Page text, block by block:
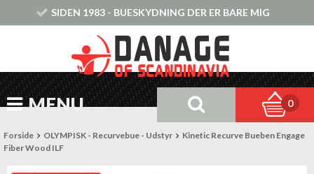
SIDEN 1983 - BUESKYDNING DER ER BARE MIG
MENU 0
Forside OLYMPISK - Recurvebue - Udstyr
Kinetic Recurve Bueben Engage
Fiber Wood ILF